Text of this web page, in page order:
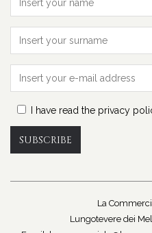
I have read the privacy
SUBSCRIBE
La
Lungotevere dei